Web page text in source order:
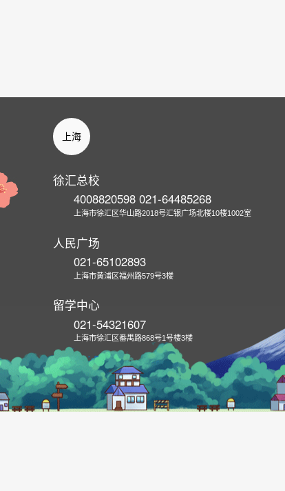
上海
徐汇总校
4008820598 021-64485268
上海市徐汇区华山路2018号汇银广场北楼10楼1002室
人民广场
021-65102893
上海市黄浦区福州路579号3楼
留学中心
021-54321607
上海市徐汇区番禺路868号1号楼3楼